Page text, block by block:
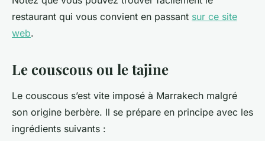
restaurant qui vous convient en passant sur ce site
web.
Le couscous ou le tajine
Le couscous s’est vite imposé à Marrakech malgré
son origine berbère. Il se prépare en principe avec les
ingrédients suivants :